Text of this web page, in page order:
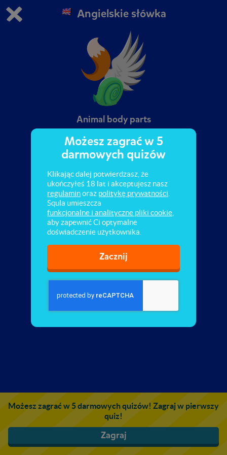
Grasz w wersję demonstracyjną Squli
Kup teraz!
0 1
Angielskie słówka
Animal body parts
Możesz zagrać w 5 darmowych quizów! Zagraj w pierwszy
quiz!
Zagraj
Możesz zagrać w 5
darmowych quizów
Klikając dalej potwierdzasz, że
ukończyłeś 18 lat i akceptujesz nasz
regulaminoraz politykę prywatności
Squla umieszcza
funkcjonalne i analityczne pliki cookie
aby zapewnić Ci optymalne
doświadczenie użytkownika.
Zacznij